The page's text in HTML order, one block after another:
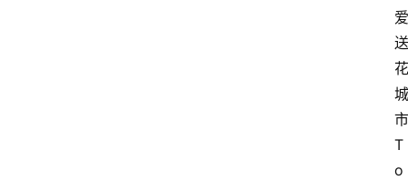
爱
送
花
城
市
T
o